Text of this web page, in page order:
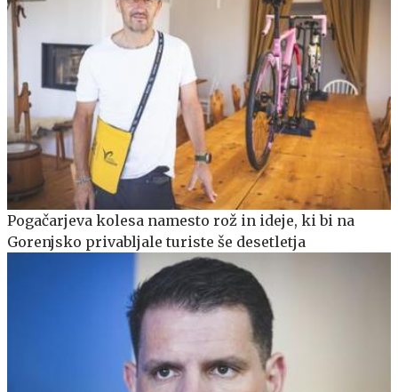
Pogačarjeva kolesa namesto rož in ideje, ki bi na
Gorenjsko privabljale turiste še desetletja